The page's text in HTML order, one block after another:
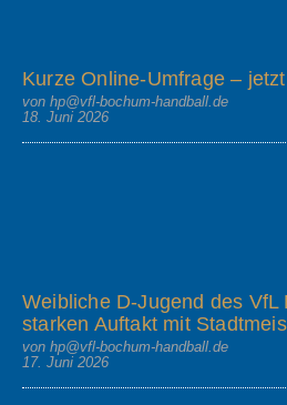
Kurze Online-Umfrage –
von hp@vfl-bochum-handball.de
18. Juni 2026
Weibliche D-Jugend des VfL
starken Auftakt mit
von hp@vfl-bochum-handball.de
17. Juni 2026